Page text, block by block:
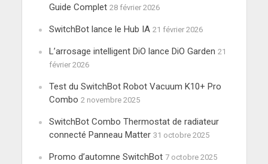
Guide Complet 28 février 2026
SwitchBot lance le Hub IA 21 février 2026
L’arrosage intelligent DiO lance DiO Garden 21
février 2026
Test du SwitchBot Robot Vacuum K10+ Pro
Combo 2 novembre 2025
SwitchBot Combo Thermostat de radiateur
connecté Panneau Matter 31 octobre 2025
Promo d’automne SwitchBot 7 octobre 2025